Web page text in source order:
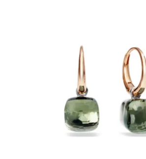
ROLEX CERTIFIED PRE-OWNED